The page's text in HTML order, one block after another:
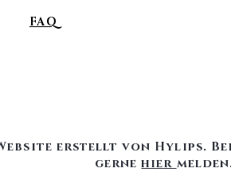
FAQ
erstellt von Hylips.
gernehier